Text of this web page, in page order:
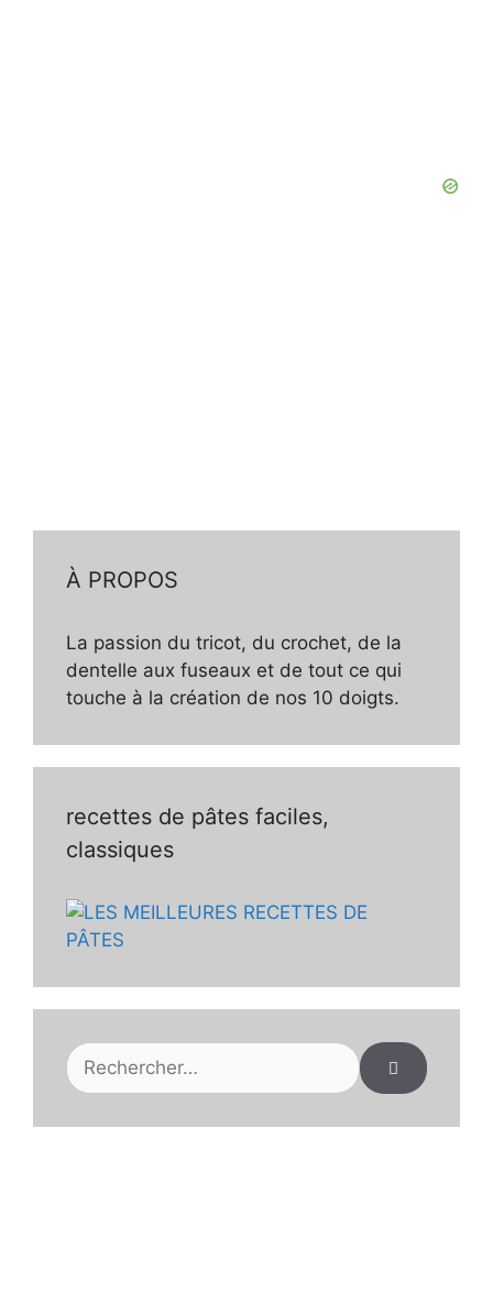
À PROPOS
La passion du tricot, du crochet, de la
dentelle aux fuseaux et de tout ce qui
touche à la création de nos 10 doigts.
recettes de pâtes faciles,
classiques
Rechercher :